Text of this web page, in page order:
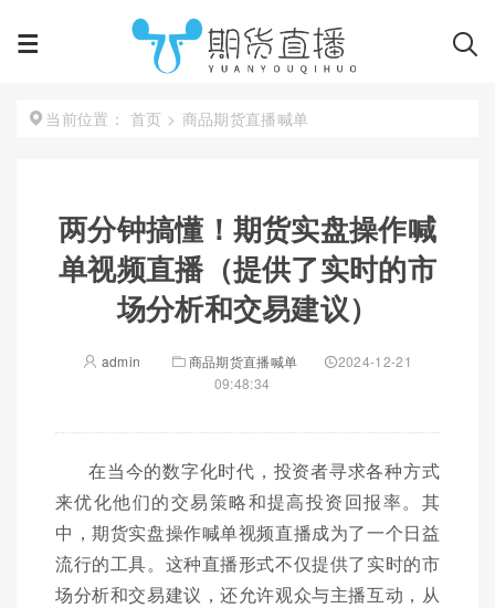
当前位置： 首页 > 商品期货直播喊单
两分钟搞懂！期货实盘操作喊
单视频直播（提供了实时的市
场分析和交易建议）
admin 商品期货直播喊单
2024-12-21
09:48:34
在当今的数字化时代，投资者寻求各种方式
来优化他们的交易策略和提高投资回报率。其
中，期货实盘操作喊单视频直播成为了一个日益
流行的工具。这种直播形式不仅提供了实时的市
场分析和交易建议，还允许观众与主播互动，从